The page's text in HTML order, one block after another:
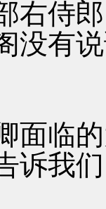
侍郎
没有
临的
诉我